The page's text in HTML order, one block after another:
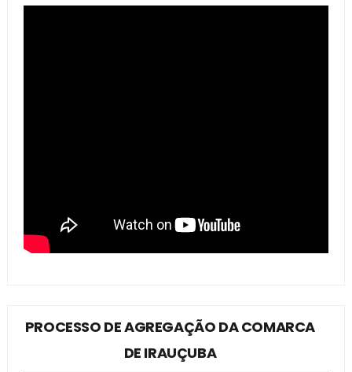
PROCESSO DE AGREGAÇÃO DA COMARCA
DE IRAUÇUBA